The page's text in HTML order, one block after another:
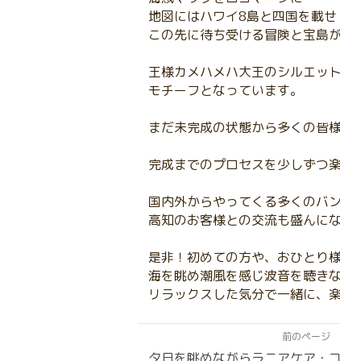
地図にはハワイ8島と四国を載せ
この先に待ち受ける冒険と宝島
王様カメハメハ大王のシルエッ
モチーフとなっています。
まだ未完成の状態から多くの皆
完成までのプロセスを少しずつ
国内外からやってくる多くのバ
高知のお客様との交流も盛んに
是非！初めての方や、おひとり
海を眺め潮風を感じ波音を聴き
リラックスした気分で一緒に、
前のページ